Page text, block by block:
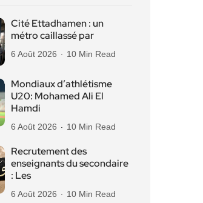
Cité Ettadhamen : un
métro caillassé par
6 Août 2026 10 Min Read
Mondiaux d’athlétisme
U20: Mohamed Ali El
Hamdi
6 Août 2026 10 Min Read
Recrutement des
enseignants du secondaire
: Les
6 Août 2026 10 Min Read